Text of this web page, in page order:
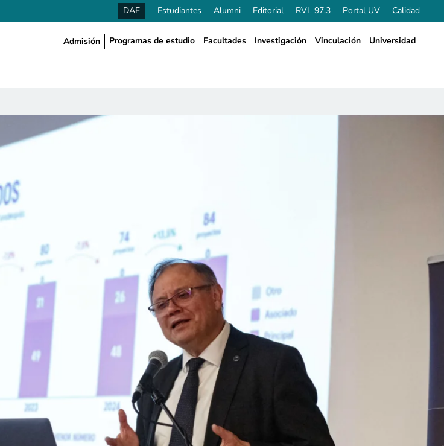
DAE Estudiantes Alumni Editorial RVL 97.3 Portal UV Calidad
Admisión Programas de estudio Facultades Investigación Vinculación Universidad